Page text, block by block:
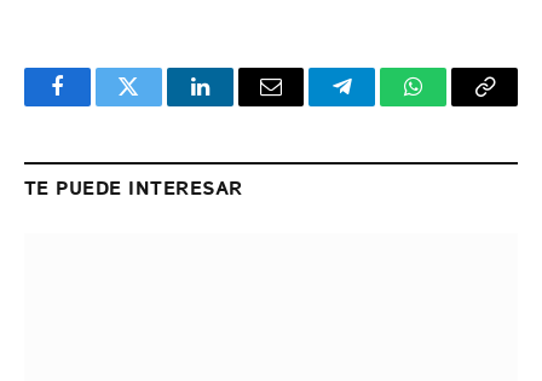
FacebookTwitter LinkedInEmail TelegramWhatsApp
Copy
TE PUEDE INTERESAR